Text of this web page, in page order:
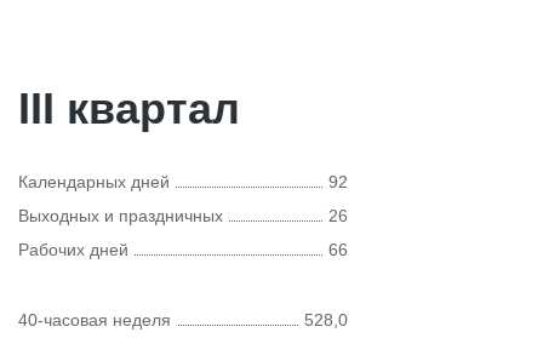
III квартал
Календарных дней
92
Выходных и праздничных
26
Рабочих дней
66
40-часовая неделя 528,0